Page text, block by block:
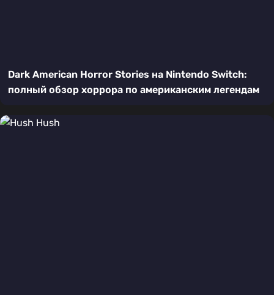
Dark American Horror Stories на Nintendo Switch:
полный обзор хоррора по американским легендам